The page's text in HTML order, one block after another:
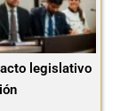
legislativo